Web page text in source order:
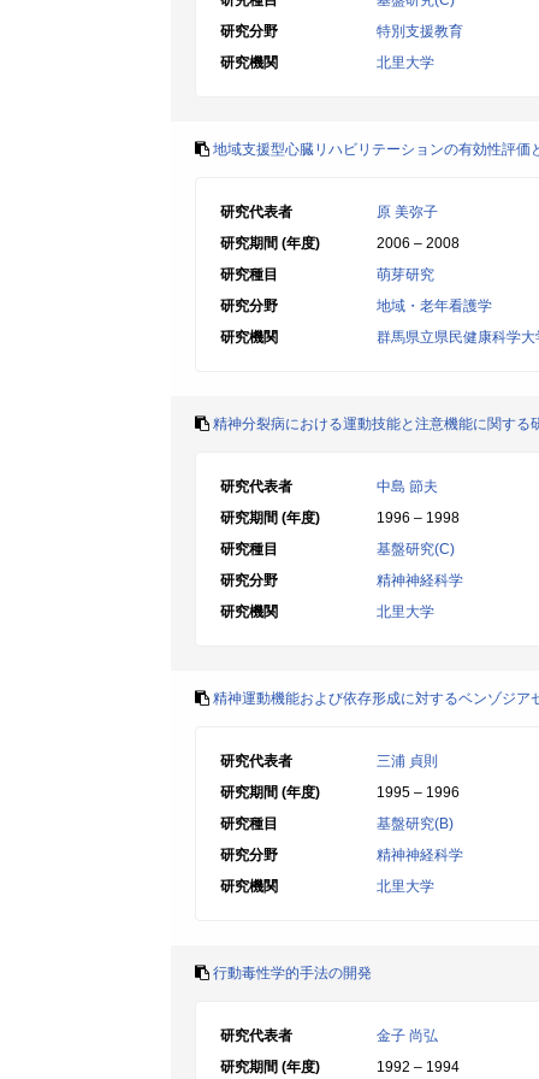
研究分野
特別支援教育
研究機関
北里大学
地域支援型心臓リハビリテーションの有効性評価
研究代表者
原 美弥子
研究期間 (年度)
2006 – 2008
研究種目
萌芽研究
研究分野
地域・老年看護学
研究機関
群馬県立県民健康科学大
精神分裂病における運動技能と注意機能に関する
研究代表者
中島 節夫
研究期間 (年度)
1996 – 1998
研究種目
基盤研究(C)
研究分野
精神神経科学
研究機関
北里大学
精神運動機能および依存形成に対するベンゾジア
研究代表者
三浦 貞則
研究期間 (年度)
1995 – 1996
研究種目
基盤研究(B)
研究分野
精神神経科学
研究機関
北里大学
行動毒性学的手法の開発
研究代表者
金子 尚弘
研究期間 (年度)
1992 – 1994